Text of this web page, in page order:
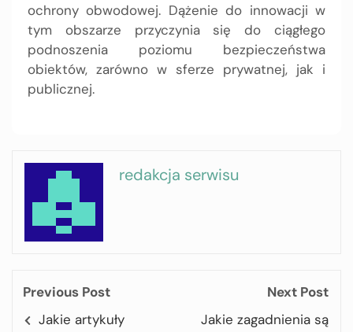
ochrony obwodowej. Dążenie do innowacji w
tym obszarze przyczynia się do ciągłego
podnoszenia poziomu bezpieczeństwa
obiektów, zarówno w sferze prywatnej, jak i
publicznej.
redakcja serwisu
Previous Post
Jakie artykuły
Next Post
Jakie zagadnienia są